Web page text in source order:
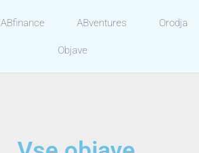
ABfinance ABventures Orodja
Objave